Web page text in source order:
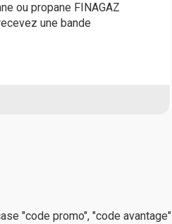
ou propane FINAGAZ
une bande
"code promo", "code avantage"